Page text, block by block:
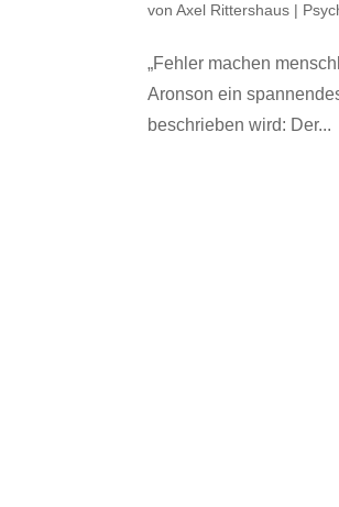
vonAxel Rittershaus |
„Fehler machen
Aronson ein
beschrieben wird: Der...